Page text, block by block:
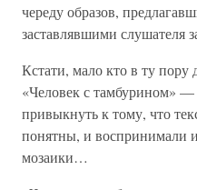
череду образов,
заставлявшими слушателя
Кстати, мало кто в ту пору
«Человек с тамбурином» —
привыкнуть к тому, что
понятны, и воспринимали
мозаики…